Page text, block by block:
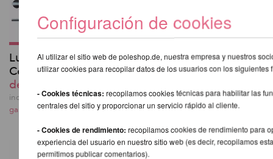
Lupit Pole Stage -
Conjunto de Piernas
desde 230,92 EUR
incl. 20 % I.V.A. exkl.
gastos de envio
Lupit Pole Grip G3
desde 18,14 EUR
gastos de envio
Configuración de cookies
Al utilizar el sitio web de poleshop.de, nuestra empresa y nuestros
utilizar cookies para recopilar datos de los usuarios con los siguientes
- Cookies técnicas:recopilamos cookies técnicas para habilitar las
centrales del sitio y proporcionar un servicio rápido al cliente.
- Cookies de rendimiento:recopilamos cookies de rendimiento para
experiencia del usuario en nuestro sitio web (es decir, recopilamos
permitimos publicar comentarios).